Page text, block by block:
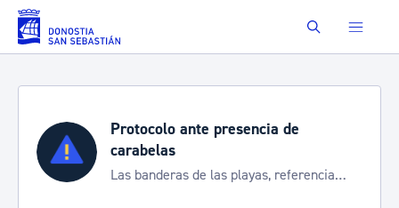
Saltar al contenido principal Buscar
Protocolo ante presencia de
carabelas
Las banderas de las playas, referencia